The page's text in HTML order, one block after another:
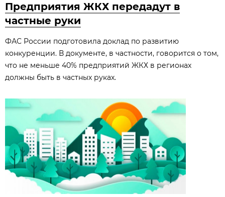
Предприятия ЖКХ передадут в
частные руки
ФАС России подготовила доклад по развитию
конкуренции. В документе, в частности, говорится о том,
что не меньше 40% предприятий ЖКХ в регионах
должны быть в частных руках.